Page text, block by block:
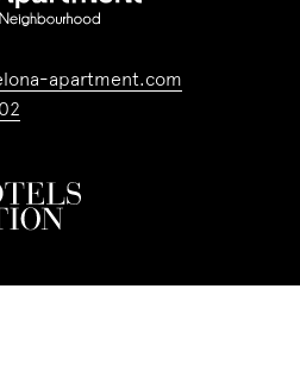
TAB
apartment.com